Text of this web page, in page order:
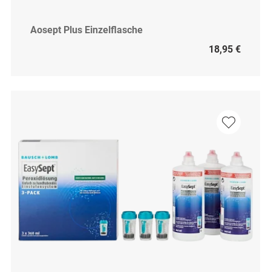
Aosept Plus Einzelflasche
18,95 €